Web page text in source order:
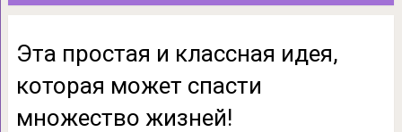
Эта простая и классная идея,
которая может спасти
множество жизней!